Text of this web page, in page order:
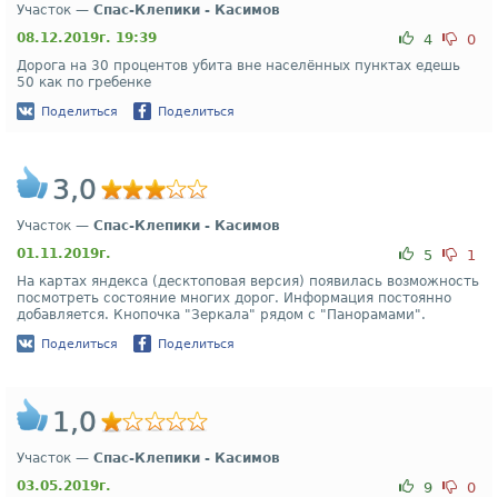
Участок — Спас-Клепики - Касимов
08.12.2019г. 19:39
4 0
Дорога на 30 процентов убита вне населённых пунктах едешь
50 как по гребенке
Поделиться Поделиться
3,0
Участок — Спас-Клепики - Касимов
01.11.2019г.
5 1
На картах яндекса (десктоповая версия) появилась возможность
посмотреть состояние многих дорог. Информация постоянно
добавляется. Кнопочка "Зеркала" рядом с "Панорамами".
Поделиться Поделиться
1,0
Участок — Спас-Клепики - Касимов
03.05.2019г.
9 0